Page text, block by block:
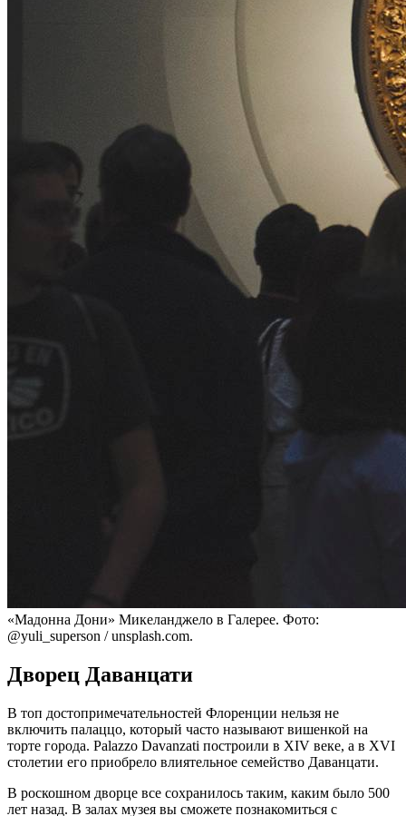
«Мадонна Дони» Микеланджело в Галерее. Фото:
@yuli_superson / unsplash.com.
Дворец Даванцати
В топ достопримечательностей Флоренции нельзя не
включить палаццо, который часто называют вишенкой на
торте города. Рalazzo Davanzati построили в XIV веке, а в XVI
столетии его приобрело влиятельное семейство Даванцати.
В роскошном дворце все сохранилось таким, каким было 500
лет назад. В залах музея вы сможете познакомиться с